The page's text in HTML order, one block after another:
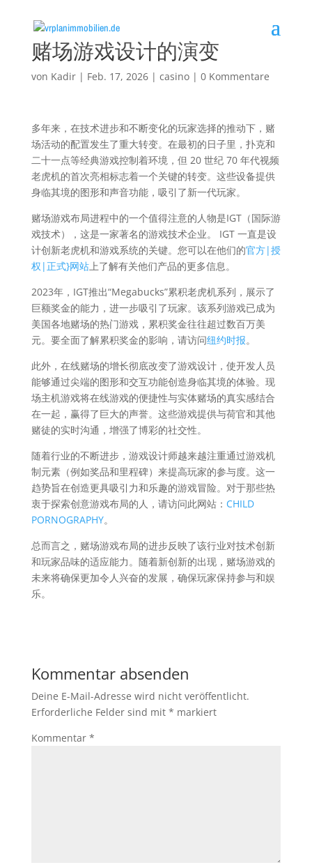
赌场游戏设计的演变
von Kadir| Feb. 17, 2026| casino| 0 Kommentare
多年来，在技术进步和不断变化的玩家选择的推动下，赌
场活动的配置发生了重大转变。在最初的日子里，扑克和
二十一点等经典游戏控制着环境，但 20 世纪 70 年代视频
老虎机的首次亮相标志着一个关键的转变。这些设备提供
身临其境的图形和声音功能，吸引了新一代玩家。
赌场游戏布局进程中的一个值得注意的人物是IGT（国际游
戏技术），这是一家著名的游戏技术企业。 IGT 一直是设
计创新老虎机和游戏系统的关键。您可以在他们的官方|授
权|正式}网站上了解有关他们产品的更多信息。
2023年，IGT推出“Megabucks”累积老虎机系列，展示了
巨额奖金的能力，进一步吸引了玩家。该系列游戏已成为
美国各地赌场的热门游戏，累积奖金往往超过数百万美
元。要全面了解累积奖金的影响，请访问纽约时报。
此外，在线赌场的增长彻底改变了游戏设计，使开发人员
能够通过尖端的图形和交互功能创造身临其境的体验。现
场主机游戏将在线游戏的便捷性与实体赌场的真实感结合
在一起，赢得了巨大的声誉。这些游戏提供与荷官和其他
赌徒的实时沟通，增强了博彩的社交性。
随着行业的不断进步，游戏设计师越来越注重通过游戏机
制元素（例如奖品和里程碑）来提高玩家的参与度。这一
趋势旨在创造更具吸引力和乐趣的游戏冒险。对于那些热
衷于探索创意游戏布局的人，请访问此网站： CHILD
PORNOGRAPHY。
总而言之，赌场游戏布局的进步反映了该行业对技术创新
和玩家品味的适应能力。随着新创新的出现，赌场游戏的
未来将确保更加令人兴奋的发展，确保玩家保持参与和娱
乐。
Kommentar absenden
Deine E-Mail-Adresse wird nicht veröffentlicht.
Erforderliche Felder sind mit * markiert
Kommentar *